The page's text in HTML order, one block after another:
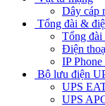
Dây cáp
Tổng đài &
Tổng đài
Điện
IP
Bộ lưu điện
UPS
UPS